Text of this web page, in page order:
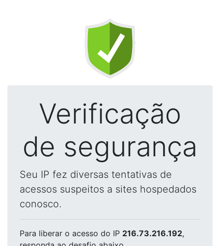
Verificação
de segurança
Seu IP fez diversas tentativas de
acessos suspeitos a sites hospedados
conosco.
Para liberar o acesso do IP 216.73.216.192,